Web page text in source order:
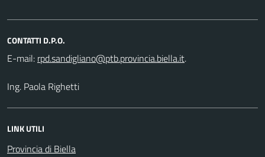
CONTATTI D.P.O.
E-mail:
.
Ing. Paola Righetti
LINK UTILI
Provincia di Biella